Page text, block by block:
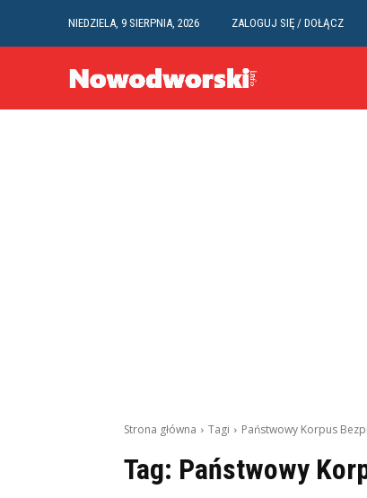
NIEDZIELA, 9 SIERPNIA, 2026 ZALOGUJ SIĘ / DOŁĄCZ
Strona główna Tagi Państwowy Korpus
Tag: Państwowy